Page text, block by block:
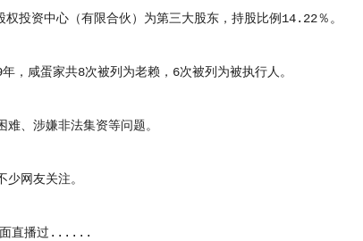
投资中心（有限合伙）为第三大股东，持股比例14.22％。
咸蛋家共8次被列为老赖，6次被列为被执行人。
、涉嫌非法集资等问题。
网友关注。
面直播过......